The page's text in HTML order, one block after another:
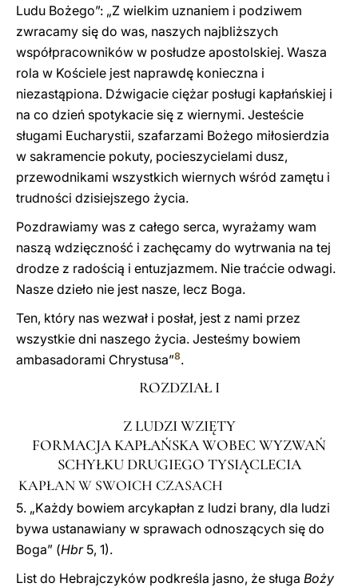
Ludu Bożego”: „Z wielkim uznaniem i podziwem
zwracamy się do was, naszych najbliższych
współpracowników w posłudze apostolskiej. Wasza
rola w Kościele jest naprawdę konieczna i
niezastąpiona. Dźwigacie ciężar posługi kapłańskiej i
na co dzień spotykacie się z wiernymi. Jesteście
sługami Eucharystii, szafarzami Bożego miłosierdzia
w sakramencie pokuty, pocieszycielami dusz,
przewodnikami wszystkich wiernych wśród zamętu i
trudności dzisiejszego życia.
Pozdrawiamy was z całego serca, wyrażamy wam
naszą wdzięczność i zachęcamy do wytrwania na tej
drodze z radością i entuzjazmem. Nie traćcie odwagi.
Nasze dzieło nie jest nasze, lecz Boga.
Ten, który nas wezwał i posłał, jest z nami przez
wszystkie dni naszego życia. Jesteśmy bowiem
ambasadorami Chrystusa”8.
ROZDZIAŁ I
Z LUDZI WZIĘTY
FORMACJA KAPŁAŃSKA WOBEC WYZWAŃ
SCHYŁKU DRUGIEGO TYSIĄCLECIA
KAPŁAN W SWOICH CZASACH
5. „Każdy bowiem arcykapłan z ludzi brany, dla ludzi
bywa ustanawiany w sprawach odnoszących się do
Boga” (Hbr5, 1).
List do Hebrajczyków podkreśla jasno, że sługa Boży